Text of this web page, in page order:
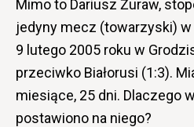
Mimo to Dariusz Żuraw,
jedyny mecz (towarzyski)
9 lutego 2005 roku w
przeciwko Białorusi (1:3).
miesiące, 25 dni. Dlaczego
postawiono na niego?